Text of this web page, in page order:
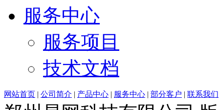
服务中心
服务项目
技术文档
网站首页 | 公司简介 | 产品中心 | 服务中心 | 部分客户 | 联系我们